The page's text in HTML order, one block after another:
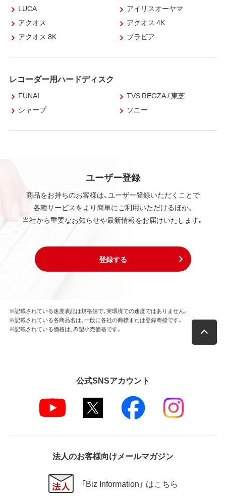
LUCA
アイリスオーヤマ
アクオス
アクオス 4K
アクオス 8K
ブラビア
レコーダー用ハードディスク
FUNAI
TVS REGZA / 東芝
シャープ
ソニー
ユーザー登録
商品をお持ちのお客様は、ユーザー登録いただくことで
各種サービスをより簡単にご利用いただけるほか、
当社から重要なお知らせや最新情報をお届けいたします。
登録する
※記載されている速度表記は規格値で、実環境での速度ではありません。
※記載されている各商品名は、一般に各社の商標または登録商標です。
※記載されている価格は、希望小売価格です。
公式SNSアカウント
法人のお客様向けメールマガジン
「Biz Information」 はこちら